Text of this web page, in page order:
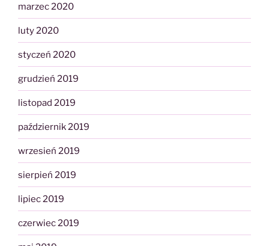
marzec 2020
luty 2020
styczeń 2020
grudzień 2019
listopad 2019
październik 2019
wrzesień 2019
sierpień 2019
lipiec 2019
czerwiec 2019